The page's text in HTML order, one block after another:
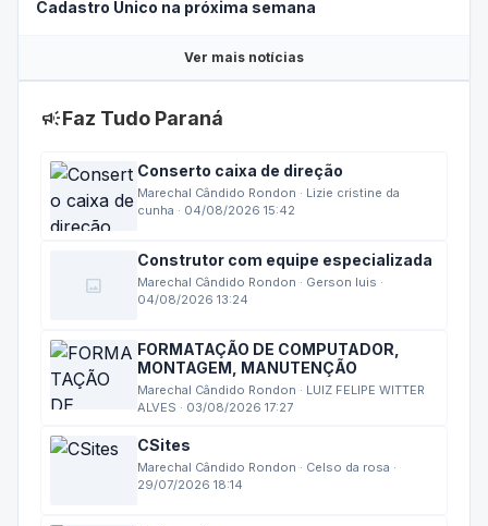
Cadastro Único na próxima semana
campaignFaz Tudo Paraná
Conserto caixa de direção
Marechal Cândido Rondon · Lizie cristine da
image
Construtor com equipe especializada
Marechal Cândido Rondon · Gerson luis ·
FORMATAÇÃO DE COMPUTADOR,
MONTAGEM, MANUTENÇÃO
Marechal Cândido Rondon · LUIZ FELIPE WITTER
CSites
Marechal Cândido Rondon · Celso da rosa ·